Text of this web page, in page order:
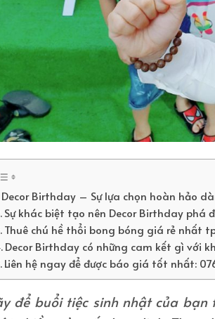
Decor Birthday – Sự lựa chọn hoàn hảo
Sự khác biệt tạo nên Decor Birthday phá
Thuê chú hề thổi bong bóng giá rẻ nhất
Decor Birthday có những cam kết gì với
Liên hệ ngay để được báo giá tốt nhất:
để buổi tiệc sinh nhật của